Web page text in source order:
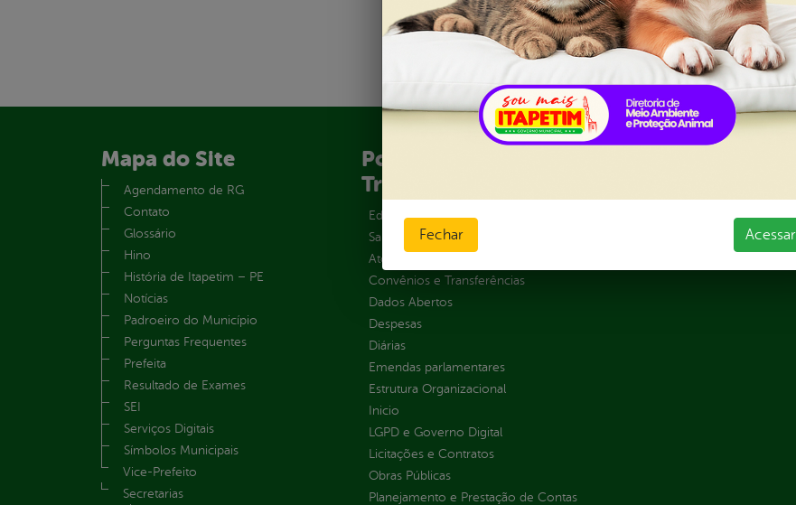
Mapa do Site
Agendamento de RG
Contato
Glossário
Hino
História de Itapetim – PE
Notícias
Padroeiro do Município
Perguntas Frequentes
Prefeita
Resultado de Exames
SEI
Serviços Digitais
Símbolos Municipais
Vice-Prefeito
Secretarias
Portal da
Transparência
Educação
Saúde
Atos normativos
Convênios e Transferências
Dados Abertos
Despesas
Diárias
Emendas parlamentares
Estrutura Organizacional
Inicio
LGPD e Governo Digital
Licitações e Contratos
Obras Públicas
Planejamento e Prestação de Contas
Fechar Acessar